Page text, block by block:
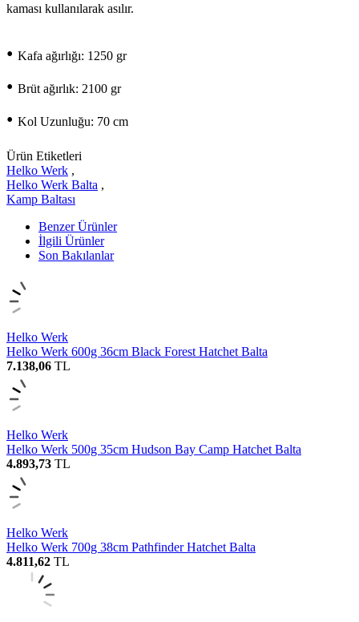
kaması kullanılarak asılır.
• Kafa ağırlığı: 1250 gr
• Brüt ağırlık: 2100 gr
• Kol Uzunluğu: 70 cm
Ürün Etiketleri
Helko Werk ,
Helko Werk Balta ,
Kamp Baltası
Benzer Ürünler
İlgili Ürünler
Son Bakılanlar
Helko Werk
Helko Werk 600g 36cm Black Forest Hatchet Balta
7.138,06 TL
Helko Werk
Helko Werk 500g 35cm Hudson Bay Camp Hatchet Balta
4.893,73 TL
Helko Werk
Helko Werk 700g 38cm Pathfinder Hatchet Balta
4.811,62 TL